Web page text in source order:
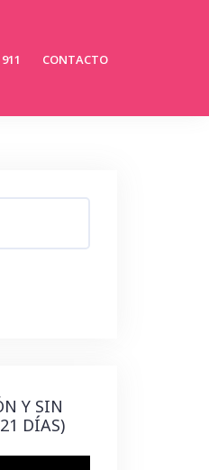
911 CONTACTO
Y SIN
DÍAS)